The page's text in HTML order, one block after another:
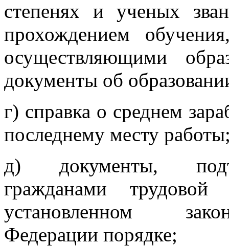
степенях и ученых
прохождением
осуществляющими
документы об
г) справка о среднем
последнему месту
д) документы,
гражданами
установленном
Федерации порядке;